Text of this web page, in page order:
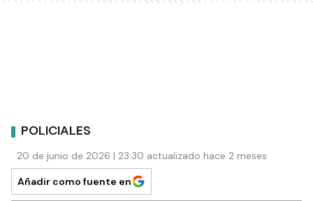
POLICIALES
20 de junio de 2026 | 23:30 actualizado hace 2 meses
Añadir como fuente en